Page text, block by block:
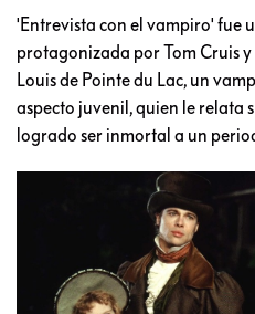
'Entrevista con el vampiro' fue
protagonizada por Tom Cruis
Louis de Pointe du Lac, un
aspecto juvenil, quien le relata
logrado ser inmortal a un